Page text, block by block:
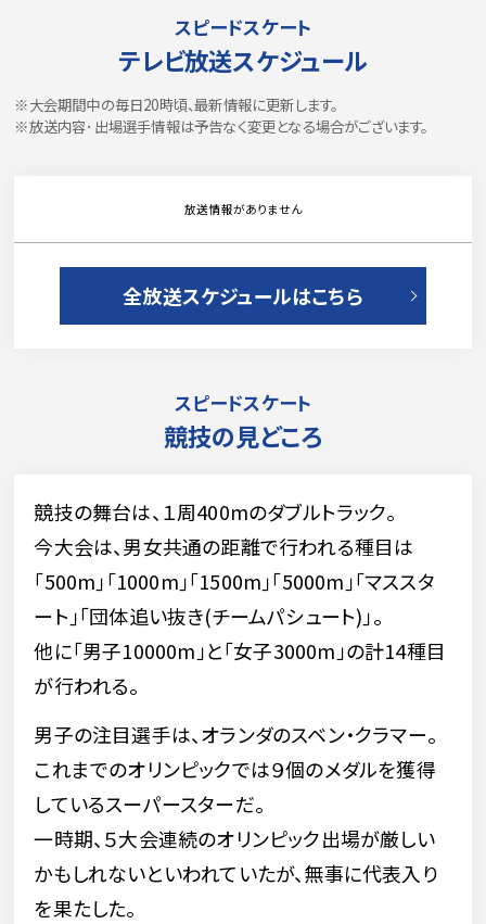
スピードスケート
テレビ放送スケジュール
※大会期間中の毎日20時頃、最新情報に更新します。
※放送内容･出場選手情報は予告なく変更となる場合がございます。
放送情報がありません
全放送スケジュールはこちら
スピードスケート
競技の見どころ
競技の舞台は、１周400mのダブルトラック。
今大会は、男女共通の距離で行われる種目は
「500m｣｢1000m｣｢1500m｣｢5000m｣｢マススタ
ート｣｢団体追い抜き(チームパシュート)｣。
他に「男子10000m」と「女子3000m」の計14種目
が行われる。
男子の注目選手は、オランダのスベン・クラマー。
これまでのオリンピックでは９個のメダルを獲得
しているスーパースターだ。
一時期、５大会連続のオリンピック出場が厳しい
かもしれないといわれていたが、無事に代表入り
を果たした。